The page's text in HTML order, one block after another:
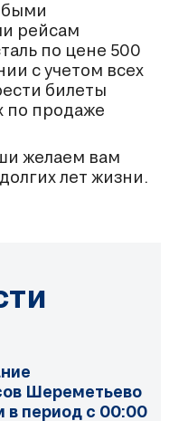
рейсам
по цене 500
с учетом всех
билеты
по продаже
желаем вам
лет жизни.
Шереметьево
в период с 00:00